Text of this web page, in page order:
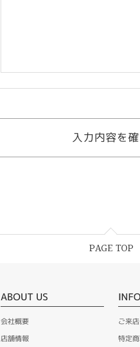
PAGE TOP
ABOUT US
会社概要
店舗情報
ご来
特定